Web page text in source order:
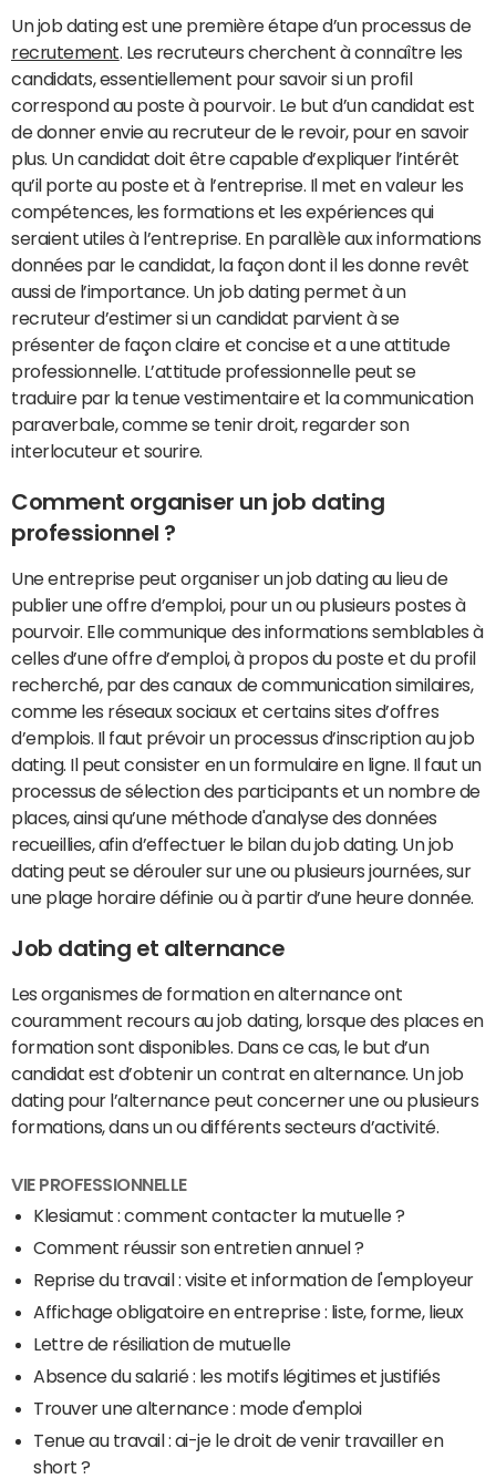
Un job dating est une première étape d’un processus de
recrutement . Les recruteurs cherchent à connaître les
candidats, essentiellement pour savoir si un profil
correspond au poste à pourvoir. Le but d’un candidat est
de donner envie au recruteur de le revoir, pour en savoir
plus. Un candidat doit être capable d’expliquer l’intérêt
qu’il porte au poste et à l’entreprise. Il met en valeur les
compétences, les formations et les expériences qui
seraient utiles à l’entreprise. En parallèle aux informations
données par le candidat, la façon dont il les donne revêt
aussi de l’importance. Un job dating permet à un
recruteur d’estimer si un candidat parvient à se
présenter de façon claire et concise et a une attitude
professionnelle. L’attitude professionnelle peut se
traduire par la tenue vestimentaire et la communication
paraverbale, comme se tenir droit, regarder son
interlocuteur et sourire.
Comment organiser un job dating
professionnel ?
Une entreprise peut organiser un job dating au lieu de
publier une offre d’emploi, pour un ou plusieurs postes à
pourvoir. Elle communique des informations semblables à
celles d’une offre d’emploi, à propos du poste et du profil
recherché, par des canaux de communication similaires,
comme les réseaux sociaux et certains sites d’offres
d’emplois. Il faut prévoir un processus d’inscription au job
dating. Il peut consister en un formulaire en ligne. Il faut un
processus de sélection des participants et un nombre de
places, ainsi qu’une méthode d'analyse des données
recueillies, afin d’effectuer le bilan du job dating. Un job
dating peut se dérouler sur une ou plusieurs journées, sur
une plage horaire définie ou à partir d’une heure donnée.
Job dating et alternance
Les organismes de formation en alternance ont
couramment recours au job dating, lorsque des places en
formation sont disponibles. Dans ce cas, le but d’un
candidat est d’obtenir un contrat en alternance. Un job
dating pour l’alternance peut concerner une ou plusieurs
formations, dans un ou différents secteurs d’activité.
VIE PROFESSIONNELLE
Klesiamut : comment contacter la mutuelle ?
Comment réussir son entretien annuel ?
Reprise du travail : visite et information de l'employeur
Affichage obligatoire en entreprise : liste, forme, lieux
Lettre de résiliation de mutuelle
Absence du salarié : les motifs légitimes et justifiés
Trouver une alternance : mode d'emploi
Tenue au travail : ai-je le droit de venir travailler en
short ?